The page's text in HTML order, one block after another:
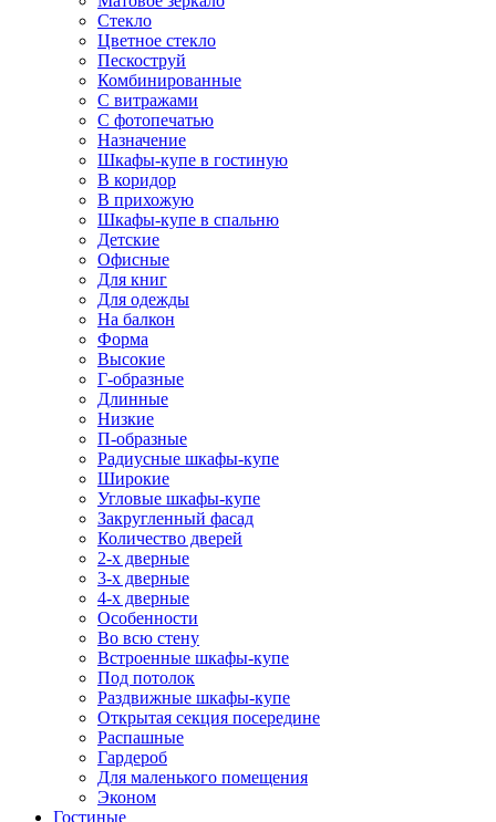
Стекло
Цветное стекло
Пескоструй
Комбинированные
С витражами
С фотопечатью
Назначение
Шкафы-купе в гостиную
В коридор
В прихожую
Шкафы-купе в спальню
Детские
Офисные
Для книг
Для одежды
На балкон
Форма
Высокие
Г-образные
Длинные
Низкие
П-образные
Радиусные шкафы-купе
Широкие
Угловые шкафы-купе
Закругленный фасад
Количество дверей
2-х дверные
3-х дверные
4-х дверные
Особенности
Во всю стену
Встроенные шкафы-купе
Под потолок
Раздвижные шкафы-купе
Открытая секция посередине
Распашные
Гардероб
Для маленького помещения
Эконом
Гостиные